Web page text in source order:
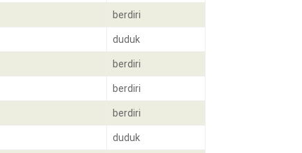
berdiri
duduk
berdiri
berdiri
berdiri
duduk